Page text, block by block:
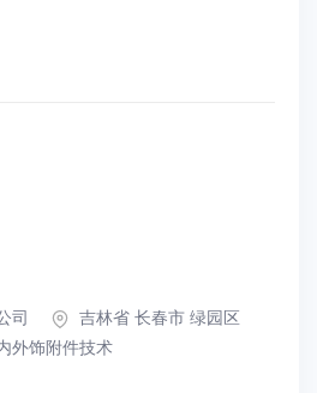
司
吉林省 长春市 绿园区
外饰附件技术